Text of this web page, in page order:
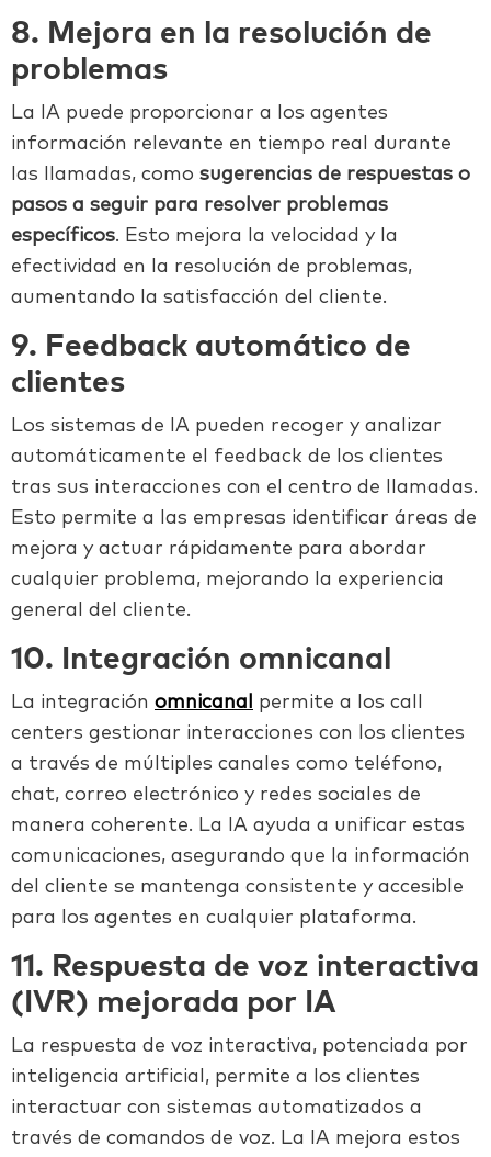
8. Mejora en la resolución de
problemas
La IA puede proporcionar a los agentes
información relevante en tiempo real durante
las llamadas, como sugerencias de respuestas o
pasos a seguir para resolver problemas
específicos. Esto mejora la velocidad y la
efectividad en la resolución de problemas,
aumentando la satisfacción del cliente.
9. Feedback automático de
clientes
Los sistemas de IA pueden recoger y analizar
automáticamente el feedback de los clientes
tras sus interacciones con el centro de llamadas.
Esto permite a las empresas identificar áreas de
mejora y actuar rápidamente para abordar
cualquier problema, mejorando la experiencia
general del cliente.
10. Integración omnicanal
La integración omnicanal
permite a los call
centers gestionar interacciones con los clientes
a través de múltiples canales como teléfono,
chat, correo electrónico y redes sociales de
manera coherente. La IA ayuda a unificar estas
comunicaciones, asegurando que la información
del cliente se mantenga consistente y accesible
para los agentes en cualquier plataforma.
11. Respuesta de voz interactiva
(IVR) mejorada por IA
La respuesta de voz interactiva, potenciada por
inteligencia artificial, permite a los clientes
interactuar con sistemas automatizados a
través de comandos de voz. La IA mejora estos